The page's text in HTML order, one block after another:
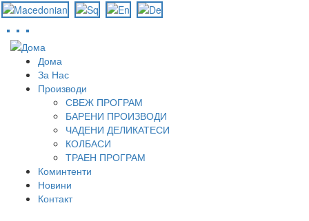
Skip
content
Дома
За Нас
Производи
СВЕЖ ПРОГРАМ
БАРЕНИ ПРОИЗВОДИ
ЧАДЕНИ ДЕЛИКАТЕСИ
КОЛБАСИ
ТРАЕН ПРОГРАМ
Коминтенти
Новини
Контакт